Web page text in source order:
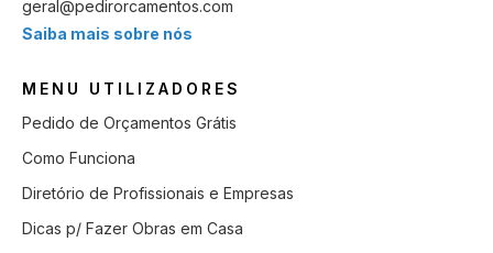
geral@pedirorcamentos.com
Saiba mais sobre nós
MENU UTILIZADORES
Pedido de Orçamentos Grátis
Como Funciona
Diretório de Profissionais e Empresas
Dicas p/ Fazer Obras em Casa